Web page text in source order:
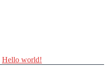
Hello world!